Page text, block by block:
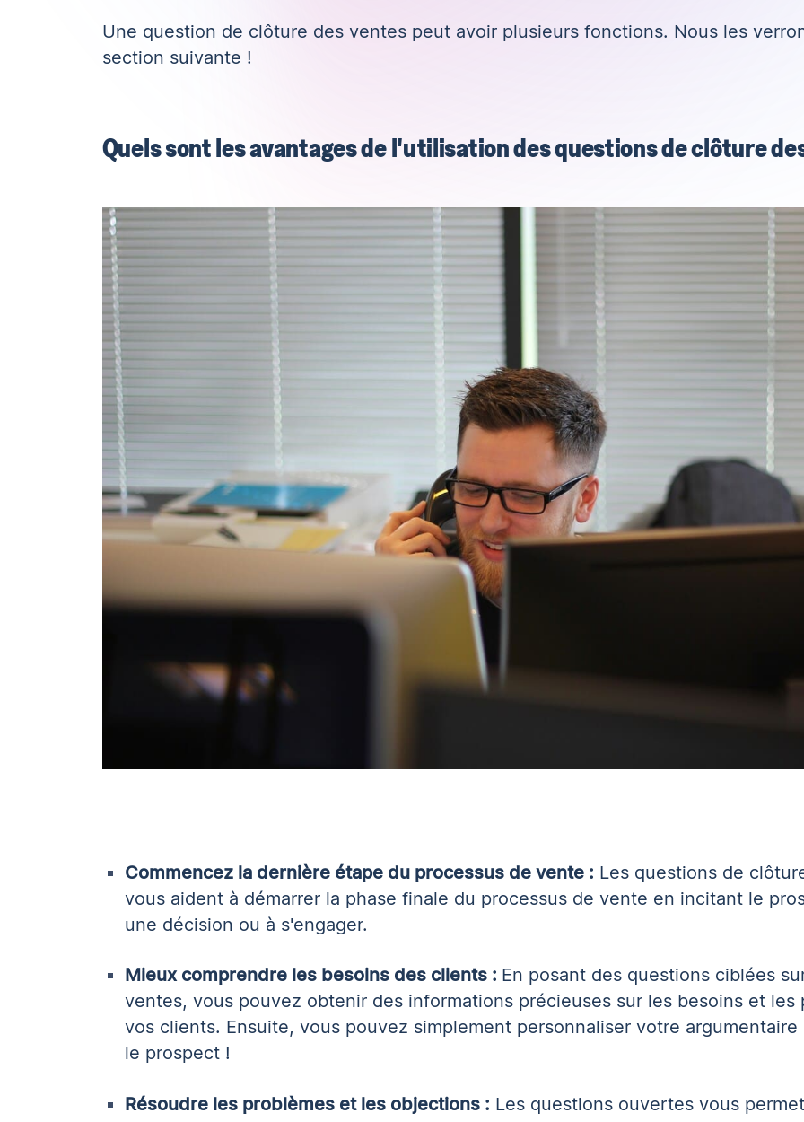
Une question de clôture des ventes peut avoir plusieurs fonctions. Nous les
section suivante !
Quels sont les avantages de l'utilisation des questions de clôture
Commencez la dernière étape du processus de vente : Les questions de
vous aident à démarrer la phase finale du processus de vente en incitant le
une décision ou à s'engager.
Mieux comprendre les besoins des clients : En posant des questions ciblées
ventes, vous pouvez obtenir des informations précieuses sur les besoins et les
vos clients. Ensuite, vous pouvez simplement personnaliser votre
le prospect !
Résoudre les problèmes et les objections : Les questions ouvertes vous